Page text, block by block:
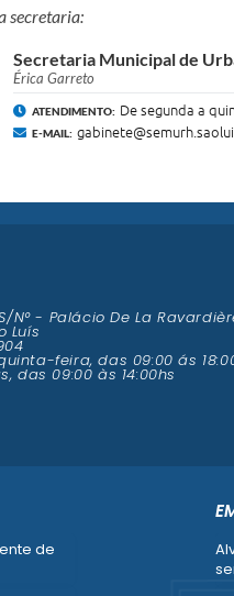
secretaria:
Secretaria Municipal de
Érica Garreto
ATENDIMENTO: De segunda a
E-MAIL:
de
N° - Palácio De La
Luís
feira, das 09:00 ás
das 09:00 às 14:00hs